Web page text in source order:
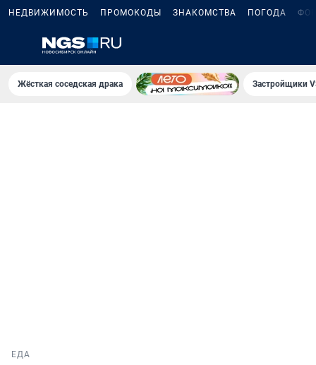
НЕДВИЖИМОСТЬ ПРОМОКОДЫ ЗНАКОМСТВА ПОГОДА
Жёсткая соседская драка Застройщики
ЕДА